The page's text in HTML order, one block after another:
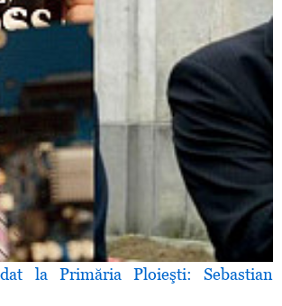
la Primăria Ploieşti: Sebastian